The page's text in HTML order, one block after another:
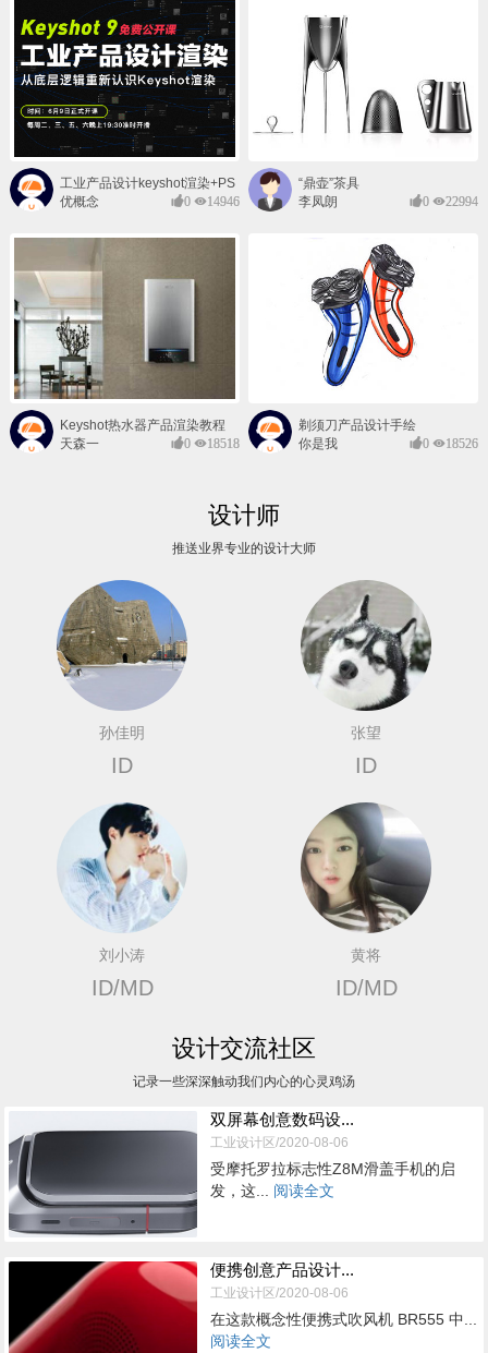
工业产品设计keyshot渲染+PS
后期班
优概念 0 14946
“鼎壶”茶具
李凤朗
0 22994
Keyshot热水器产品渲染教程
天森一
0 18518
剃须刀产品设计手绘
你是我
0 18526
设计师
推送业界专业的设计大师
孙佳明
ID
张望
ID
刘小涛
ID/MD
黄将
ID/MD
设计交流社区
记录一些深深触动我们内心的心灵鸡汤
双屏幕创意数码设...
工业设计区/2020-08-06
受摩托罗拉标志性Z8M滑盖手机的启
发，这... 阅读全文
便携创意产品设计...
工业设计区/2020-08-06
在这款概念性便携式吹风机 BR555 中...
阅读全文